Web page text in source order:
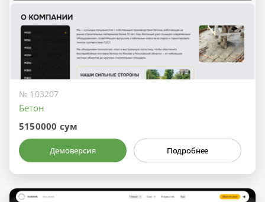
№ 103207
Бетон
5150000 сум
Демоверсия Подробнее